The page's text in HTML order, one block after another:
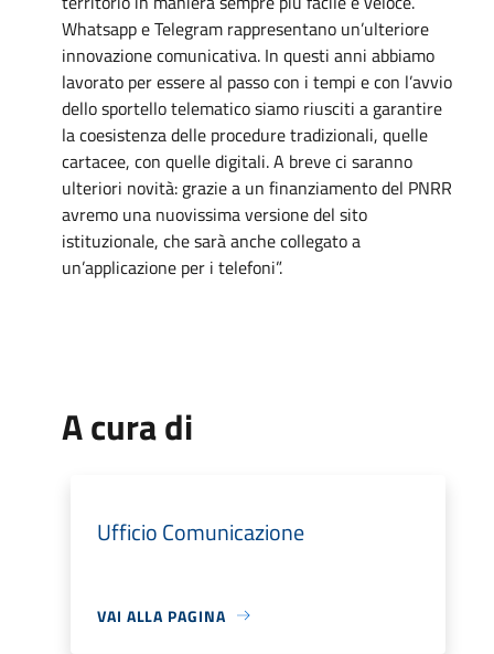
Whatsapp e Telegram rappresentano un’ulteriore
innovazione comunicativa. In questi anni abbiamo
lavorato per essere al passo con i tempi e con l’avvio
dello sportello telematico siamo riusciti a garantire
la coesistenza delle procedure tradizionali, quelle
cartacee, con quelle digitali. A breve ci saranno
ulteriori novità: grazie a un finanziamento del PNRR
avremo una nuovissima versione del sito
istituzionale, che sarà anche collegato a
un’applicazione per i telefoni”.
A cura di
Ufficio Comunicazione
VAI ALLA PAGINA